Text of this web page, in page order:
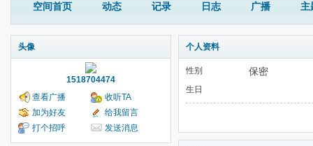
空间首页 动态 记录 日志 广播 主
头像
1518704474
查看广播
收听TA
加为好友
给我留言
打个招呼
发送消息
个人资料
性别 保密
生日